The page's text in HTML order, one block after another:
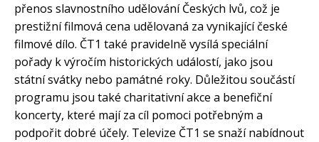
přenos slavnostního udělování Českých lvů, což je
prestižní filmová cena udělovaná za vynikající české
filmové dílo. ČT1 také pravidelně vysílá speciální
pořady k výročím historických událostí, jako jsou
státní svátky nebo památné roky. Důležitou součástí
programu jsou také charitativní akce a benefiční
koncerty, které mají za cíl pomoci potřebným a
podpořit dobré účely. Televize ČT1 se snaží nabídnout